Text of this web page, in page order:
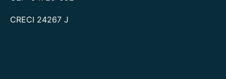
CRECI 24267 J